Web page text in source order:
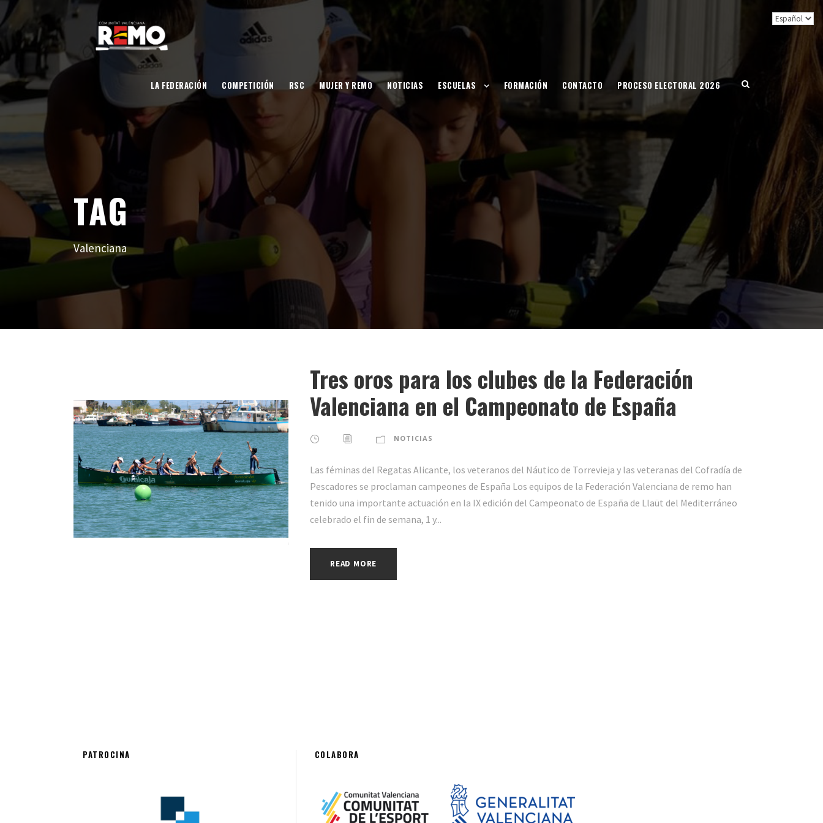
LA FEDERACIÓN COMPETICIÓN RSC MUJER Y REMO NOTICIAS ESCUELAS FORMACIÓN CONTACTO PROCESO ELECTORAL 2026
TAG
Valenciana
Tres oros para los clubes de la Federación
Valenciana en el Campeonato de España
NOTICIAS
Las féminas del Regatas Alicante, los veteranos del Náutico de Torrevieja y las veteranas del Cofradía de
Pescadores se proclaman campeones de España Los equipos de la Federación Valenciana de remo han
tenido una importante actuación en la IX edición del Campeonato de España de Llaüt del Mediterráneo
celebrado el fin de semana, 1 y...
READ MORE
PATROCINA COLABORA